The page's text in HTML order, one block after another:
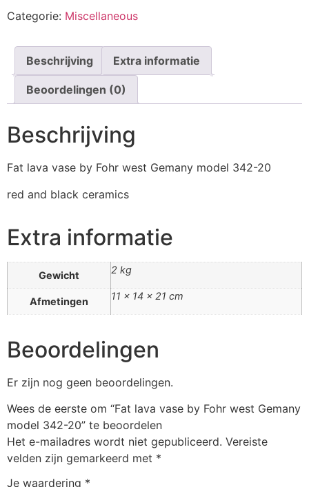
Categorie: Miscellaneous
Beschrijving Extra informatie
Beoordelingen (0)
Beschrijving
Fat lava vase by Fohr west Gemany model 342-20
red and black ceramics
Extra informatie
Gewicht 2 kg
Afmetingen 11 × 14 × 21 cm
Beoordelingen
Er zijn nog geen beoordelingen.
Wees de eerste om “Fat lava vase by Fohr west Gemany
model 342-20” te beoordelen
Het e-mailadres wordt niet gepubliceerd. Vereiste
velden zijn gemarkeerd met *
Je waardering *